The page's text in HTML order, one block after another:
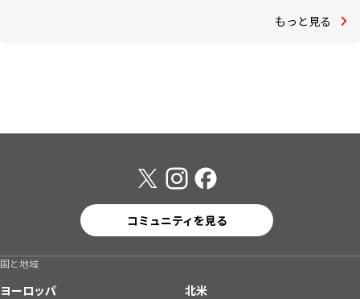
もっと見る
コミュニティを見る
国と地域
ヨーロッパ
北米